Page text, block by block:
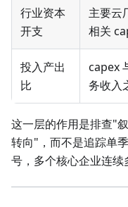
行业资本
开支
主要云
相关
投入产出
比
capex
务收入
这一层的作用是排查"
转向"，而不是追踪单
号，多个核心企业连续